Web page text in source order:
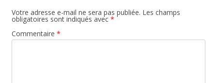
Votre adresse e-mail ne sera pas publiée. Les champs
obligatoires sont indiqués avec *
Commentaire *